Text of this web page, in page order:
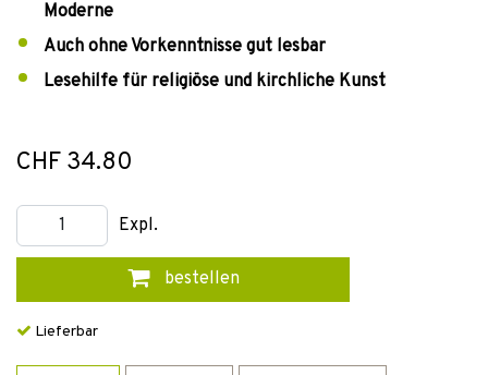
Moderne
Auch ohne Vorkenntnisse gut lesbar
Lesehilfe für religiöse und kirchliche Kunst
CHF 34.80
Expl.
bestellen
Lieferbar